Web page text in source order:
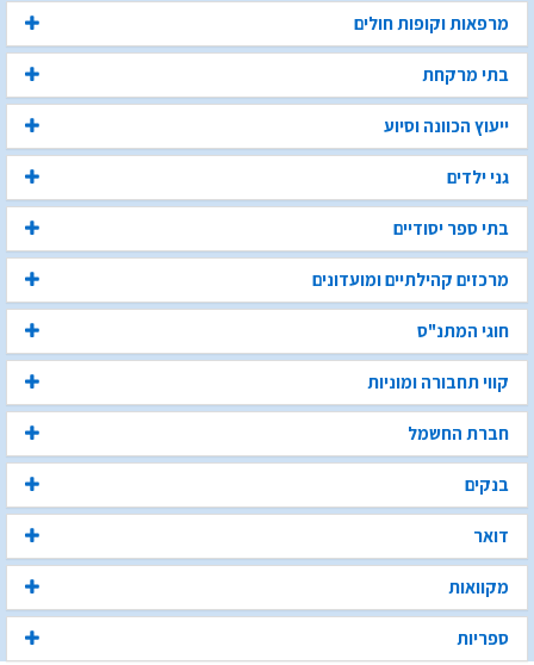
מרפאות וקופות חולים
בתי מרקחת
ייעוץ הכוונה וסיוע
גני ילדים
בתי ספר יסודיים
מרכזים קהילתיים ומועדונים
חוגי המתנ"ס
קווי תחבורה ומוניות
חברת החשמל
בנקים
דואר
מקוואות
ספריות